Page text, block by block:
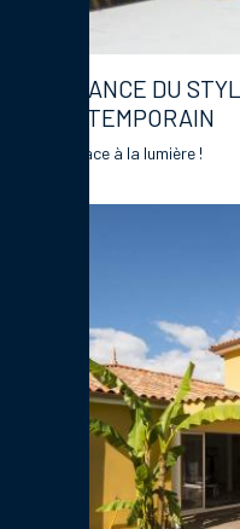
ALLIANCE DU
CONTEMPORAIN
Faites place à la lumière !